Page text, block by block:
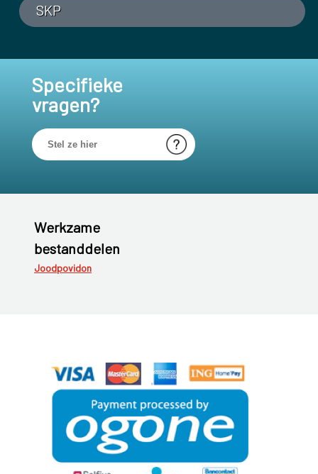
SKP
Specifieke
vragen?
Werkzame
bestanddelen
Joodpovidon